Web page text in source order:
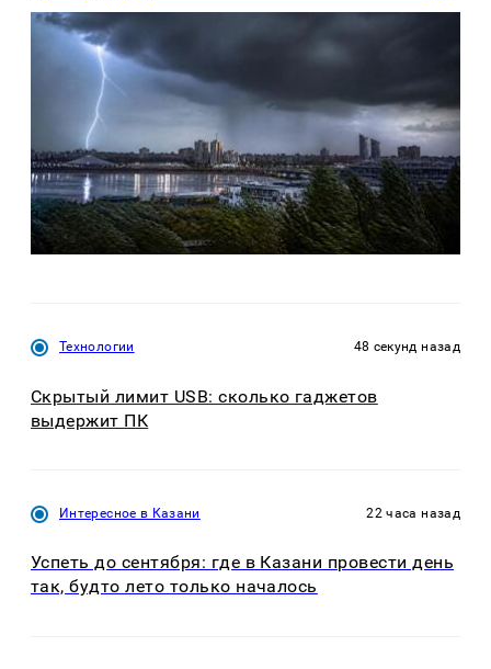
Технологии 48 секунд назад
Скрытый лимит USB: сколько гаджетов
выдержит ПК
Интересное в Казани 22 часа назад
Успеть до сентября: где в Казани провести день
так, будто лето только началось